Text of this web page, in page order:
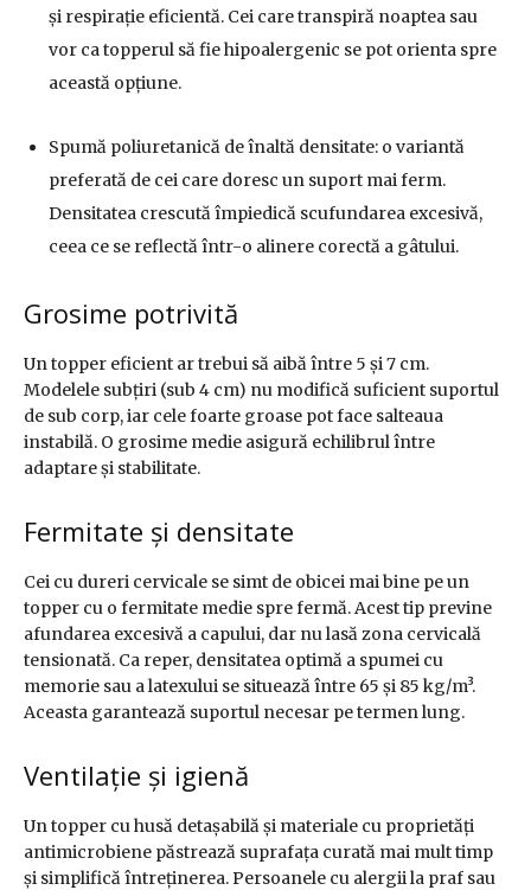
și respirație eficientă. Cei care transpiră noaptea sau
vor ca topperul să fie hipoalergenic se pot orienta spre
această opțiune.
Spumă poliuretanică de înaltă densitate: o variantă
preferată de cei care doresc un suport mai ferm.
Densitatea crescută împiedică scufundarea excesivă,
ceea ce se reflectă într-o alinere corectă a gâtului.
Grosime potrivită
Un topper eficient ar trebui să aibă între 5 și 7 cm.
Modelele subțiri (sub 4 cm) nu modifică suficient suportul
de sub corp, iar cele foarte groase pot face salteaua
instabilă. O grosime medie asigură echilibrul între
adaptare și stabilitate.
Fermitate și densitate
Cei cu dureri cervicale se simt de obicei mai bine pe un
topper cu o fermitate medie spre fermă. Acest tip previne
afundarea excesivă a capului, dar nu lasă zona cervicală
tensionată. Ca reper, densitatea optimă a spumei cu
memorie sau a latexului se situează între 65 și 85 kg/m³.
Aceasta garantează suportul necesar pe termen lung.
Ventilație și igienă
Un topper cu husă detașabilă și materiale cu proprietăți
antimicrobiene păstrează suprafața curată mai mult timp
și simplifică întreținerea. Persoanele cu alergii la praf sau